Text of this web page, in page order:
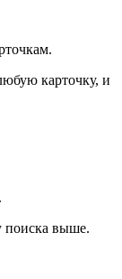
карточку, и
поиска выше.